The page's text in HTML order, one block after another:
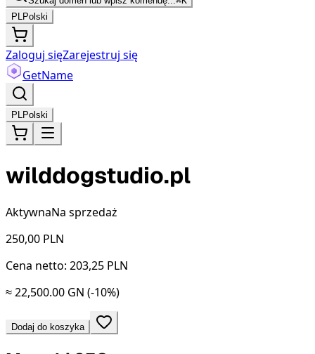
PLPolski
Zaloguj sięZarejestruj się
GetName
PLPolski
wilddogstudio.pl
AktywnaNa sprzedaż
250,00 PLN
Cena netto: 203,25 PLN
≈ 22,500.00 GN (-10%)
Dodaj do koszyka